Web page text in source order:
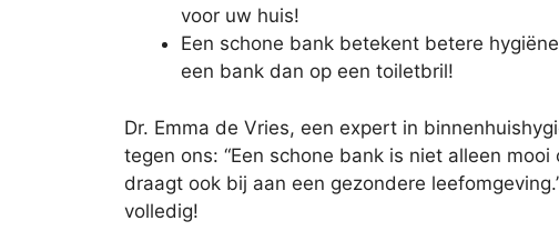
voor uw huis!
Een schone bank betekent betere
een bank dan op een toiletbril!
Dr. Emma de Vries, een expert in
tegen ons: “Een schone bank is niet alleen
draagt ook bij aan een gezondere
volledig!